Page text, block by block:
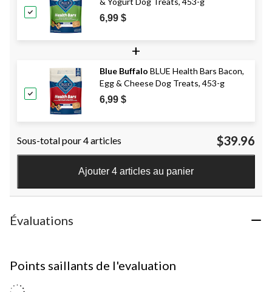
6,99 $
+
Blue Buffalo BLUE Health Bars Bacon,
Egg & Cheese Dog Treats, 453-g
6,99 $
Sous-total pour 4 articles $39.96
Ajouter 4 articles au panier
Évaluations
Points saillants de l'evaluation